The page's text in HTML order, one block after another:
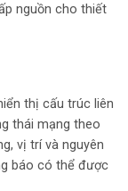
nguồn cho thiết
thị cấu trúc liên
thái mạng theo
vị trí và nguyên
báo có thể được